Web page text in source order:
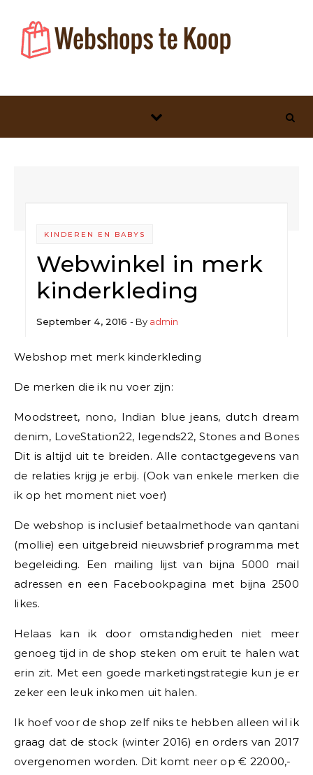
KINDEREN EN BABYS
Webwinkel in merk
kinderkleding
September 4, 2016 - By admin
Webshop met merk kinderkleding
De merken die ik nu voer zijn:
Moodstreet, nono, Indian blue jeans, dutch dream
denim, LoveStation22, legends22, Stones and Bones
Dit is altijd uit te breiden. Alle contactgegevens van
de relaties krijg je erbij. (Ook van enkele merken die
ik op het moment niet voer)
De webshop is inclusief betaalmethode van qantani
(mollie) een uitgebreid nieuwsbrief programma met
begeleiding. Een mailing lijst van bijna 5000 mail
adressen en een Facebookpagina met bijna 2500
likes.
Helaas kan ik door omstandigheden niet meer
genoeg tijd in de shop steken om eruit te halen wat
erin zit. Met een goede marketingstrategie kun je er
zeker een leuk inkomen uit halen.
Ik hoef voor de shop zelf niks te hebben alleen wil ik
graag dat de stock (winter 2016) en orders van 2017
overgenomen worden. Dit komt neer op € 22000,-